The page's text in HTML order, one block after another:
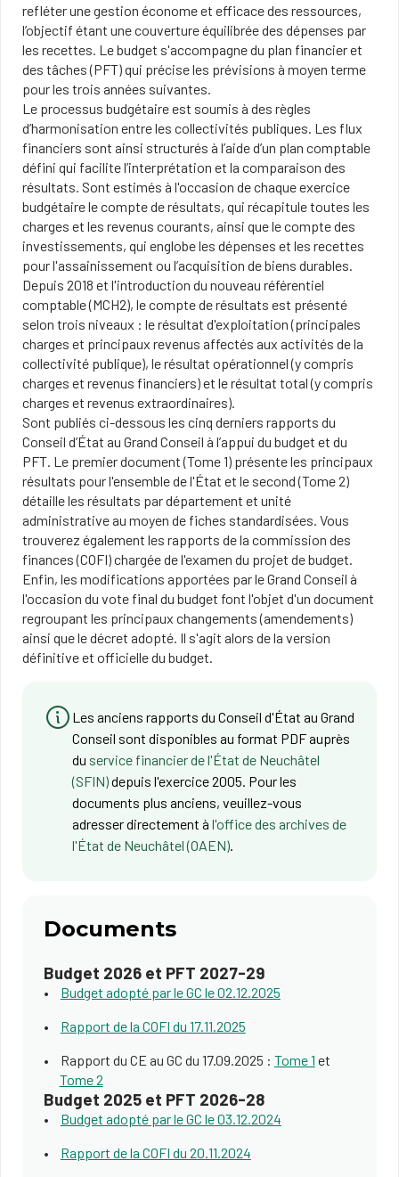
refléter une gestion économe et efficace des ressources,
l’objectif étant une couverture équilibrée des dépenses par
les recettes. Le budget s'accompagne du plan financier et
des tâches (PFT) qui précise les prévisions à moyen terme
pour les trois années suivantes.
Le processus budgétaire est soumis à des règles
d’harmonisation entre les collectivités publiques. Les flux
financiers sont ainsi structurés à l’aide d’un plan comptable
défini qui facilite l’interprétation et la comparaison des
résultats. Sont estimés à l'occasion de chaque exercice
budgétaire le compte de résultats, qui récapitule toutes les
charges et les revenus courants, ainsi que le compte des
investissements, qui englobe les dépenses et les recettes
pour l'assainissement ou l’acquisition de biens durables.
Depuis 2018 et l'introduction du nouveau référentiel
comptable (MCH2), le compte de résultats est présenté
selon trois niveaux : le résultat d'exploitation (principales
charges et principaux revenus affectés aux activités de la
collectivité publique), le résultat opérationnel (y compris
charges et revenus financiers) et le résultat total (y compris
charges et revenus extraordinaires).
Sont publiés ci-dessous les cinq derniers rapports du
Conseil d’État au Grand Conseil à l’appui du budget et du
PFT. Le premier document (Tome 1) présente les principaux
résultats pour l'ensemble de l'État et le second (Tome 2)
détaille les résultats par département et unité
administrative au moyen de fiches standardisées. Vous
trouverez également les rapports de la commission des
finances (COFI) chargée de l'examen du projet de budget.
Enfin, les modifications apportées par le Grand Conseil à
l'occasion du vote final du budget font l'objet d'un document
regroupant les principaux changements (amendements)
ainsi que le décret adopté. Il s'agit alors de la version
définitive et officielle du budget.
Les anciens rapports du Conseil d'État au Grand
Conseil sont disponibles au format PDF auprès
du service financier de l'État de Neuchâtel
(SFIN)depuis l'exercice 2005. Pour les
documents plus anciens, veuillez-vous
adresser directement à l'office des archives de
l'État de Neuchâtel (OAEN).
Documents
Budget 2026 et PFT 2027-29
Budget adopté par le GC le 02.12.2025
Rapport de la COFI du 17.11.2025
Rapport du CE au GC du 17.09.2025 : Tome 1 et
Tome 2
Budget 2025 et PFT 2026-28
Budget adopté par le GC le 03.12.2024
Rapport de la COFI du 20.11.2024